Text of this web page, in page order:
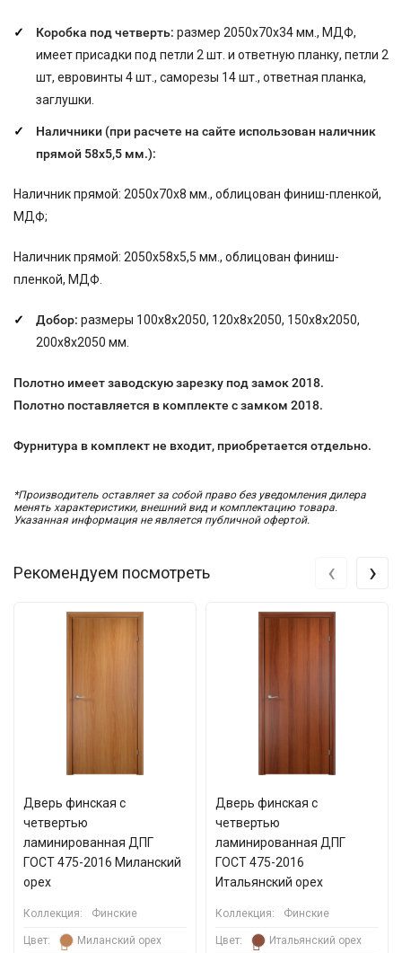
Коробка под четверть: размер 2050х70х34 мм., МДФ,
имеет присадки под петли 2 шт. и ответную планку, петли 2
шт, евровинты 4 шт., саморезы 14 шт., ответная планка,
заглушки.
Наличники (при расчете на сайте использован наличник
прямой 58х5,5 мм.):
Наличник прямой: 2050х70х8 мм., облицован финиш-пленкой,
МДФ;
Наличник прямой: 2050х58х5,5 мм., облицован финиш-
пленкой, МДФ.
Добор: размеры 100х8х2050, 120х8х2050, 150х8х2050,
200х8х2050 мм.
Полотно имеет заводскую зарезку под замок 2018.
Полотно поставляется в комплекте с замком 2018.
Фурнитура в комплект не входит, приобретается отдельно.
*Производитель оставляет за собой право без уведомления дилера
менять характеристики, внешний вид и комплектацию товара.
Указанная информация не является публичной офертой.
Рекомендуем посмотреть
Дверь финская с
четвертью
ламинированная ДПГ
ГОСТ 475-2016 Миланский
орех
Коллекция: Финские
Цвет: Миланский орех
Дверь финская с
четвертью
ламинированная ДПГ
ГОСТ 475-2016
Итальянский орех
Коллекция: Финские
Цвет: Итальянский орех
‹ ›